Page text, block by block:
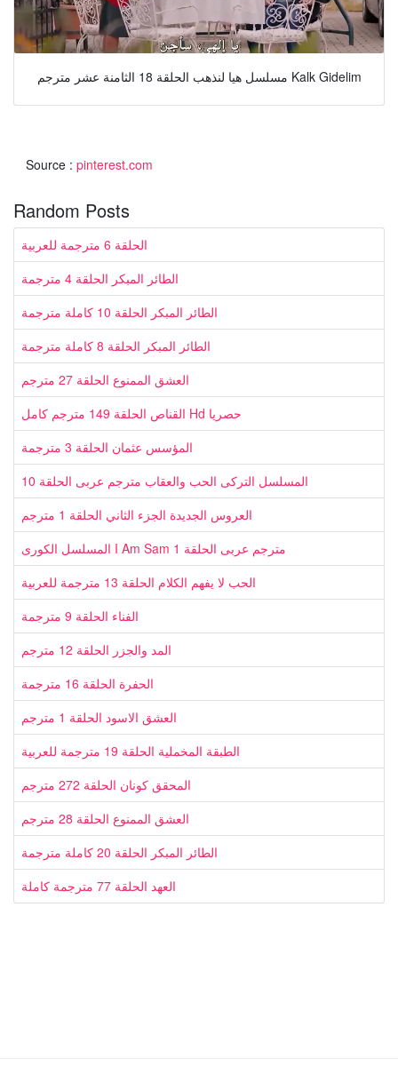
مسلسل هيا لنذهب الحلقة 18 الثامنة عشر مترجم Kalk Gidelim
Source : pinterest.com
Random Posts
الحلقة 6 مترجمة للعربية
الطائر المبكر الحلقة 4 مترجمة
الطائر المبكر الحلقة 10 كاملة مترجمة
الطائر المبكر الحلقة 8 كاملة مترجمة
العشق الممنوع الحلقة 27 مترجم
القناص الحلقة 149 مترجم كامل Hd حصريا
المؤسس عثمان الحلقة 3 مترجمة
المسلسل التركى الحب والعقاب مترجم عربى الحلقة 10
العروس الجديدة الجزء الثاني الحلقة 1 مترجم
المسلسل الكورى I Am Sam مترجم عربى الحلقة 1
الحب لا يفهم الكلام الحلقة 13 مترجمة للعربية
الفناء الحلقة 9 مترجمة
المد والجزر الحلقة 12 مترجم
الحفرة الحلقة 16 مترجمة
العشق الاسود الحلقة 1 مترجم
الطبقة المخملية الحلقة 19 مترجمة للعربية
المحقق كونان الحلقة 272 مترجم
العشق الممنوع الحلقة 28 مترجم
الطائر المبكر الحلقة 20 كاملة مترجمة
العهد الحلقة 77 مترجمة كاملة